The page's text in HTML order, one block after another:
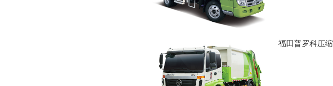
福田普罗科压